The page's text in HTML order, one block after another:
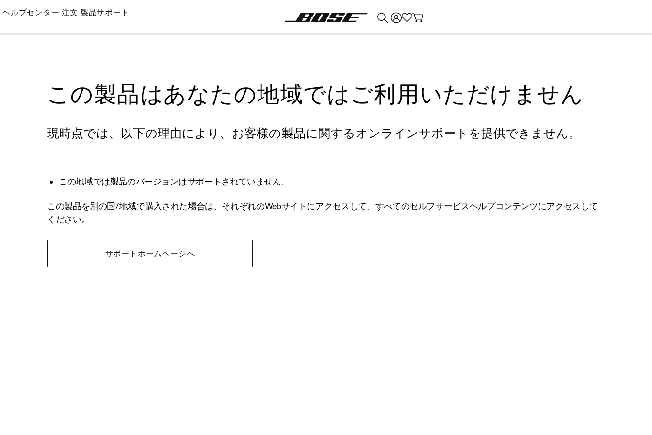
Skip
Main
ヘルプセンター 注文 製品サポート
この製品はあなたの地域ではご利用いただけません
現時点では、以下の理由により、お客様の製品に関するオンラインサポートを提供できません。
この地域では製品のバージョンはサポートされていません。
この製品を別の国/地域で購入された場合は、それぞれのWebサイトにアクセスして、すべてのセルフサービスヘルプコンテンツにアクセスして
ください。
サポートホームページへ